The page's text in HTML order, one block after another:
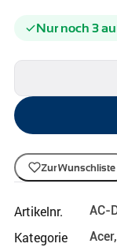
Nur noch 3
Zur Wunschliste
Artikelnr. AC-
Kategorie Acer,